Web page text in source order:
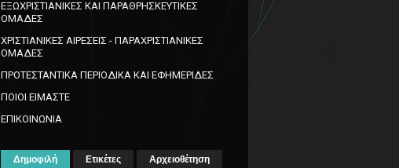
ΕΞΩΧΡΙΣΤΙΑΝΙΚΕΣ ΚΑΙ ΠΑΡΑΘΡΗΣΚΕΥΤΙΚΕΣ
ΟΜΑΔΕΣ
ΧΡΙΣΤΙΑΝΙΚΕΣ ΑΙΡΕΣΕΙΣ - ΠΑΡΑΧΡΙΣΤΙΑΝΙΚΕΣ
ΟΜΑΔΕΣ
ΠΡΟΤΕΣΤΑΝΤΙΚΑ ΠΕΡΙΟΔΙΚΑ ΚΑΙ ΕΦΗΜΕΡΙΔΕΣ
ΠΟΙΟΙ ΕΙΜΑΣΤΕ
ΕΠΙΚΟΙΝΩΝΙΑ
Δημοφιλή Ετικέτες Αρχειοθέτηση